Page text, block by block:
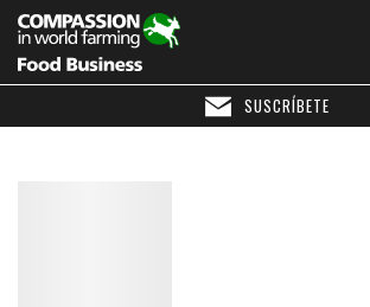
SUSCRÍBETE